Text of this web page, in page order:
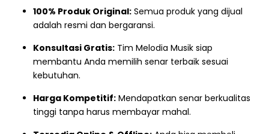
100% Produk Original: Semua produk yang dijual
adalah resmi dan bergaransi.
Konsultasi Gratis: Tim Melodia Musik siap
membantu Anda memilih senar terbaik sesuai
kebutuhan.
Harga Kompetitif: Mendapatkan senar berkualitas
tinggi tanpa harus membayar mahal.